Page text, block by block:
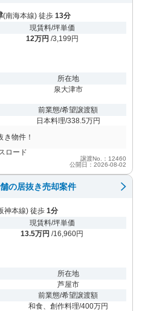
(南海本線) 徒歩 13分
現賃料/坪単価
12万円 /3,199円
所在地
泉大津市
前業態/希望譲渡額
日本料理/338.5万円
物件！
ロード
譲渡No.：12460
公開日：2026-08-02
の居抜き売却案件
神本線) 徒歩 1分
現賃料/坪単価
13.5万円 /16,960円
所在地
芦屋市
前業態/希望譲渡額
和食、創作料理/400万円